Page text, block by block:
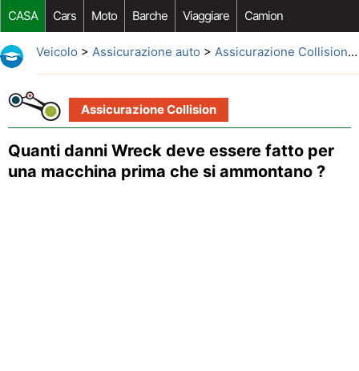
CASA Cars Moto Barche Viaggiare Camion
Riparazione Auto Acquisto Auto Car Opzioni Aftermarket
Veicolo > Assicurazione auto > Assicurazione Collision>
Assicurazione Collision
Quanti danni Wreck deve essere fatto per
una macchina prima che si ammontano ?